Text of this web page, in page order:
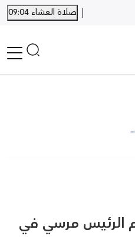
| صلاة العشاء 09:04
الرئيس مرسي في